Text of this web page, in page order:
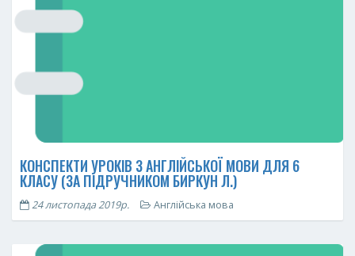
КОНСПЕКТИ УРОКІВ З АНГЛІЙСЬКОЇ МОВИ ДЛЯ 6
КЛАСУ (ЗА ПІДРУЧНИКОМ БИРКУН Л.)
24 листопада 2019р. Англійська мова